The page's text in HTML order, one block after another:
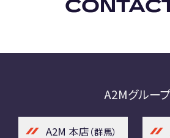
A2Mグループ
A2M 本店（群馬）
RECRUIT